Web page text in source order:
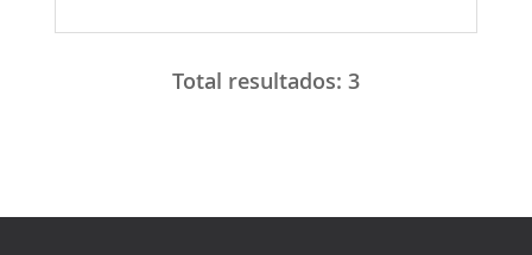
Total resultados: 3